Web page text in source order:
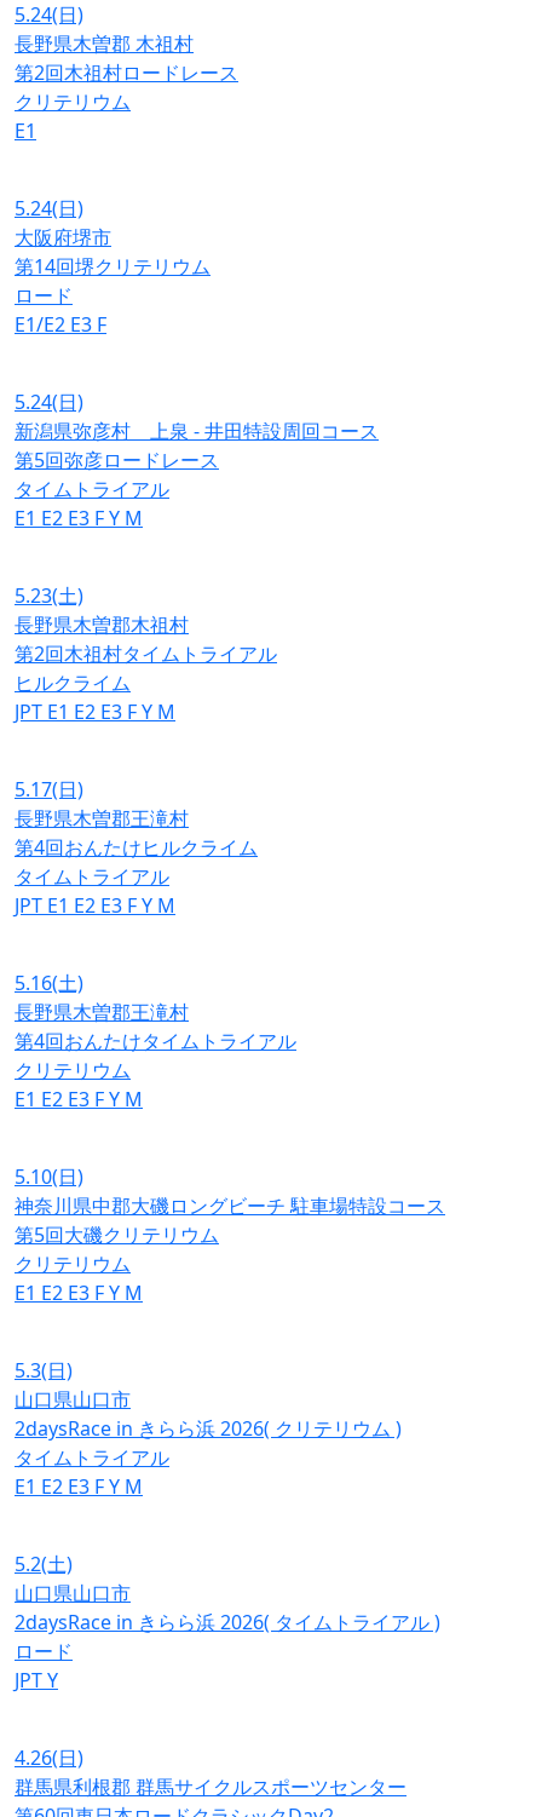
5.24(日)
長野県木曽郡 木祖村
第2回木祖村ロードレース
クリテリウム
E1
5.24(日)
大阪府堺市
第14回堺クリテリウム
ロード
E1/E2 E3 F
5.24(日)
新潟県弥彦村 上泉 - 井田特設周回コース
第5回弥彦ロードレース
タイムトライアル
E1 E2 E3 FY M
5.23(土)
長野県木曽郡木祖村
第2回木祖村タイムトライアル
ヒルクライム
JPT E1 E2 E3 FY M
5.17(日)
長野県木曽郡王滝村
第4回おんたけヒルクライム
タイムトライアル
JPT E1 E2 E3 FY M
5.16(土)
長野県木曽郡王滝村
第4回おんたけタイムトライアル
クリテリウム
E1 E2 E3 FY M
5.10(日)
神奈川県中郡大磯ロングビーチ 駐車場特設コース
第5回大磯クリテリウム
クリテリウム
E1 E2 E3 FY M
5.3(日)
山口県山口市
2daysRace in きらら浜 2026( クリテリウム )
タイムトライアル
E1 E2 E3 FY M
5.2(土)
山口県山口市
2daysRace in きらら浜 2026( タイムトライアル )
ロード
JPTY
4.26(日)
群馬県利根郡 群馬サイクルスポーツセンター